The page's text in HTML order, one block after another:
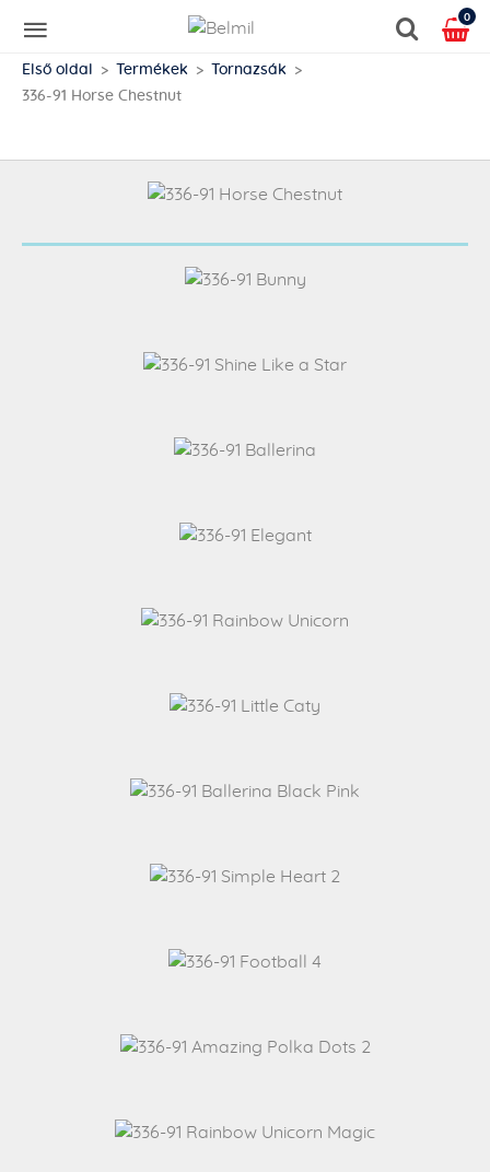
0
Első oldal Termékek
Tornazsák
336-91 Horse Chestnut